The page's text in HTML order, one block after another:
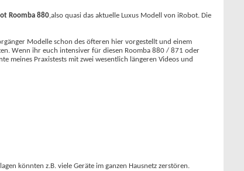
Roomba 880,also quasi das aktuelle Luxus Modell von iRobot. Die
Modelle schon des öfteren hier vorgestellt und einem
Wenn ihr euch intensiver für diesen Roomba 880 / 871 oder
meines Praxistests mit zwei wesentlich längeren Videos und
könnten z.B. viele Geräte im ganzen Hausnetz zerstören.